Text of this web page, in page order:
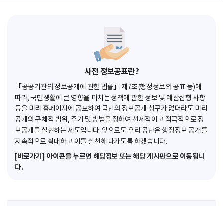
사전 정보공표란?
「공공기관의 정보공개에 관한 법률」 제7조(행정정보의 공표 등)에
따라, 국민생활에 큰 영향을 미치는 정책에 관한 정보 및 예산집행 사항
등을 미리 홈페이지에 공표하여 국민의 정보공개 청구가 없더라도 미리
공개의 구체적 범위, 주기 및 방법을 정하여 선제적이고 적극적으로 정
보공개를 실현하는 제도입니다. 앞으로도 우리 공단은 행정정보 공개를
지속적으로 확대하고 이를 실천해 나가도록 하겠습니다.
[바로가기] 아이콘을 누르면 해당정보 또는 해당 게시판으로 이동됩니
다.